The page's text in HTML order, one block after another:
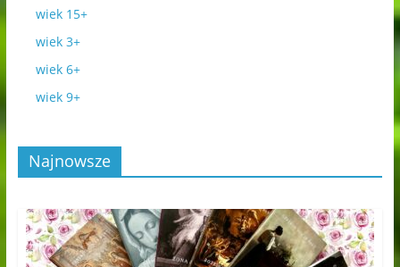
wiek 15+
wiek 3+
wiek 6+
wiek 9+
Najnowsze